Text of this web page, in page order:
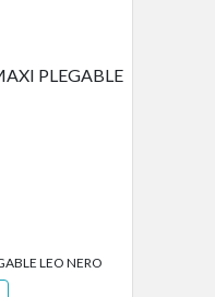
LEO NERO